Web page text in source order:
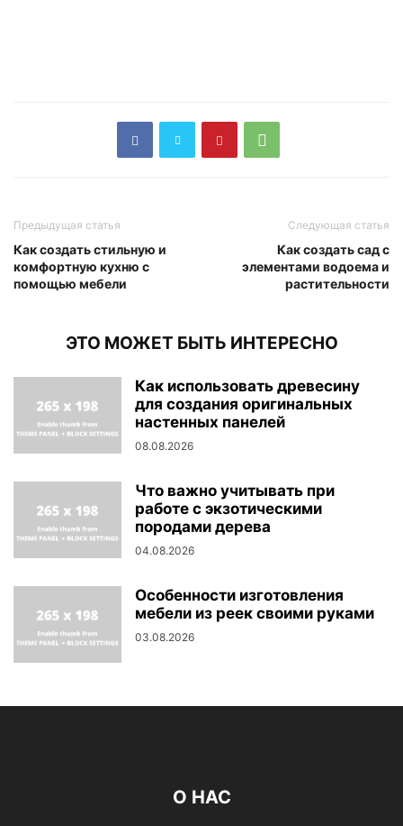
Предыдущая статья
Как создать стильную и
комфортную кухню с
помощью мебели
Следующая статья
Как создать сад с
элементами водоема и
растительности
ЭТО МОЖЕТ БЫТЬ ИНТЕРЕСНО
Как использовать древесину
для создания оригинальных
настенных панелей
08.08.2026
Что важно учитывать при
работе с экзотическими
породами дерева
04.08.2026
Особенности изготовления
мебели из реек своими руками
03.08.2026
О НАС